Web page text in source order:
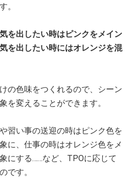
。
を出したい時はピンクをメイン
を出したい時にはオレンジを混
の色味をつくれるので、シーン
を変えることができます。
習い事の送迎の時はピンク色を
に、仕事の時はオレンジ色をメ
にする……など、TPOに応じて
です。